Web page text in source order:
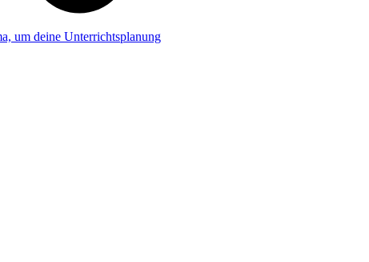
um deine Unterrichtsplanung